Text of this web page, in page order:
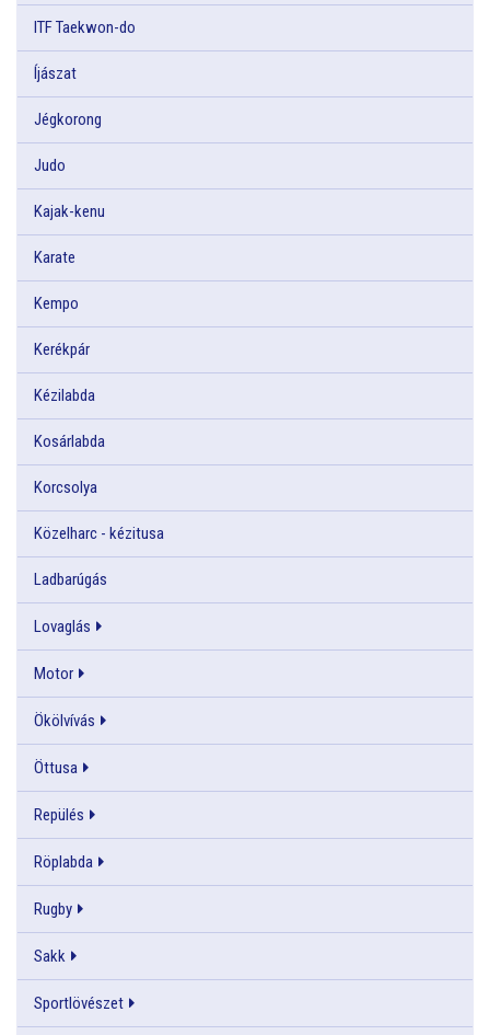
ITF Taekwon-do
Íjászat
Jégkorong
Judo
Kajak-kenu
Karate
Kempo
Kerékpár
Kézilabda
Kosárlabda
Korcsolya
Közelharc - kézitusa
Ladbarúgás
Lovaglás
Motor
Ökölvívás
Öttusa
Repülés
Röplabda
Rugby
Sakk
Sportlövészet